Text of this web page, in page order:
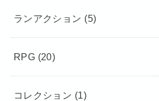
ランアクション (5)
RPG (20)
コレクション (1)